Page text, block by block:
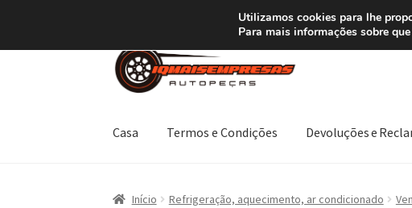
ENVIO a partir de 7 EUR
Ir
para
Saltar
para
Casa Termos e Condições Devoluções e
Início Refrigeração, aquecimento, ar condicionado
Utilizamos cookies para lhe
Para mais informações sobre